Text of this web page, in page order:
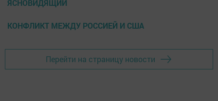
ЯСНОВИДЯЩИЙ
КОНФЛИКТ МЕЖДУ РОССИЕЙ И США
Перейти на страницу новости